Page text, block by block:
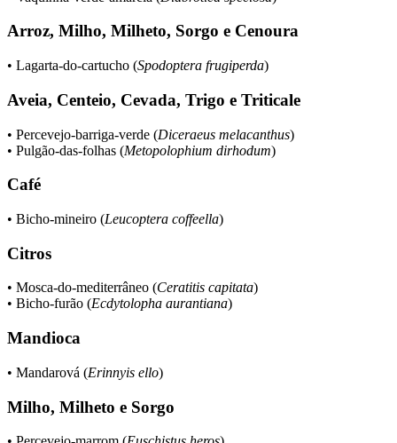
Arroz, Milho, Milheto, Sorgo e Cenoura
• Lagarta-do-cartucho (Spodoptera frugiperda)
Aveia, Centeio, Cevada, Trigo e Triticale
• Percevejo-barriga-verde (Diceraeus melacanthus)
• Pulgão-das-folhas (Metopolophium dirhodum)
Café
• Bicho-mineiro (Leucoptera coffeella)
Citros
• Mosca-do-mediterrâneo (Ceratitis capitata)
• Bicho-furão (Ecdytolopha aurantiana)
Mandioca
• Mandarová (Erinnyis ello)
Milho, Milheto e Sorgo